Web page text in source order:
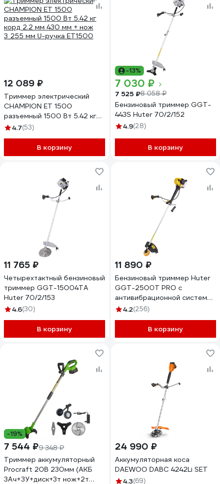
12 089 ₽
Триммер электрический
CHAMPION ET 1500
разъемный 1500 Вт 5.42 кг
корд 2.2 мм 430 мм + нож
4.7(53)
В корзину
-13%
7 030 ₽
7 525 ₽8 058 ₽
Бензиновый триммер GGT-
443S Huter 70/2/152
4.9(28)
В корзину
11 765 ₽
Четырехтактный бензиновый
триммер GGT-15004ТA
Huter 70/2/153
4.6(30)
В корзину
11 890 ₽
Бензиновый триммер Huter
GGT-2500Т PRO с
антивибрационной системой
70/2/28
4.2(256)
В корзину
-19%
7 544 ₽9 348 ₽
Триммер аккумуляторный
Procraft 20В 230мм (АКБ
3Ач+ЗУ+диск+3т нож+2т
24 990 ₽
Аккумуляторная коса
DAEWOO DABC 4242Li SET
4.3(69)